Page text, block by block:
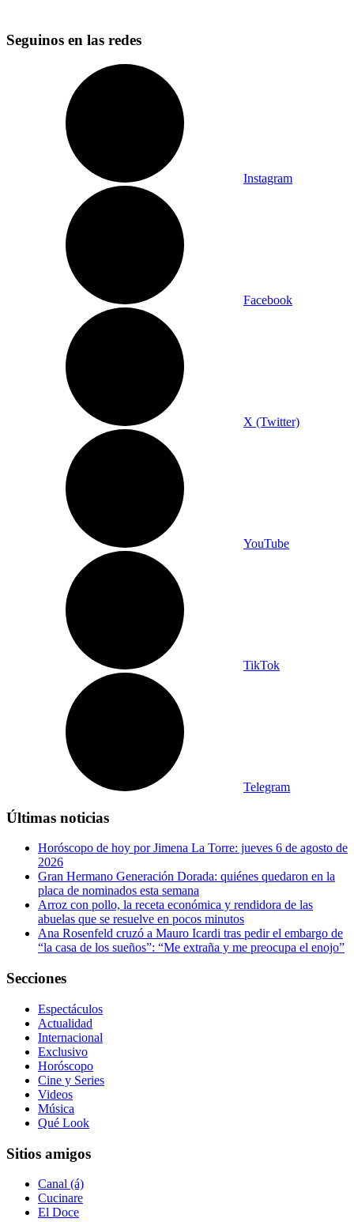
Seguinos en las redes
Instagram
Facebook
X (Twitter)
YouTube
TikTok
Telegram
Últimas noticias
Horóscopo de hoy por Jimena La Torre: jueves 6 de agosto de
2026
Gran Hermano Generación Dorada: quiénes quedaron en la
placa de nominados esta semana
Arroz con pollo, la receta económica y rendidora de las
abuelas que se resuelve en pocos minutos
Ana Rosenfeld cruzó a Mauro Icardi tras pedir el embargo de
“la casa de los sueños”: “Me extraña y me preocupa el enojo”
Secciones
Espectáculos
Actualidad
Internacional
Exclusivo
Horóscopo
Cine y Series
Videos
Música
Qué Look
Sitios amigos
Canal (á)
Cucinare
El Doce